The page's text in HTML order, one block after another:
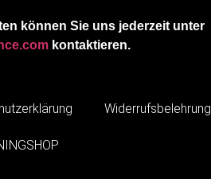
können Sie uns jederzeit unter
kontaktieren.
Widerrufsbelehrung